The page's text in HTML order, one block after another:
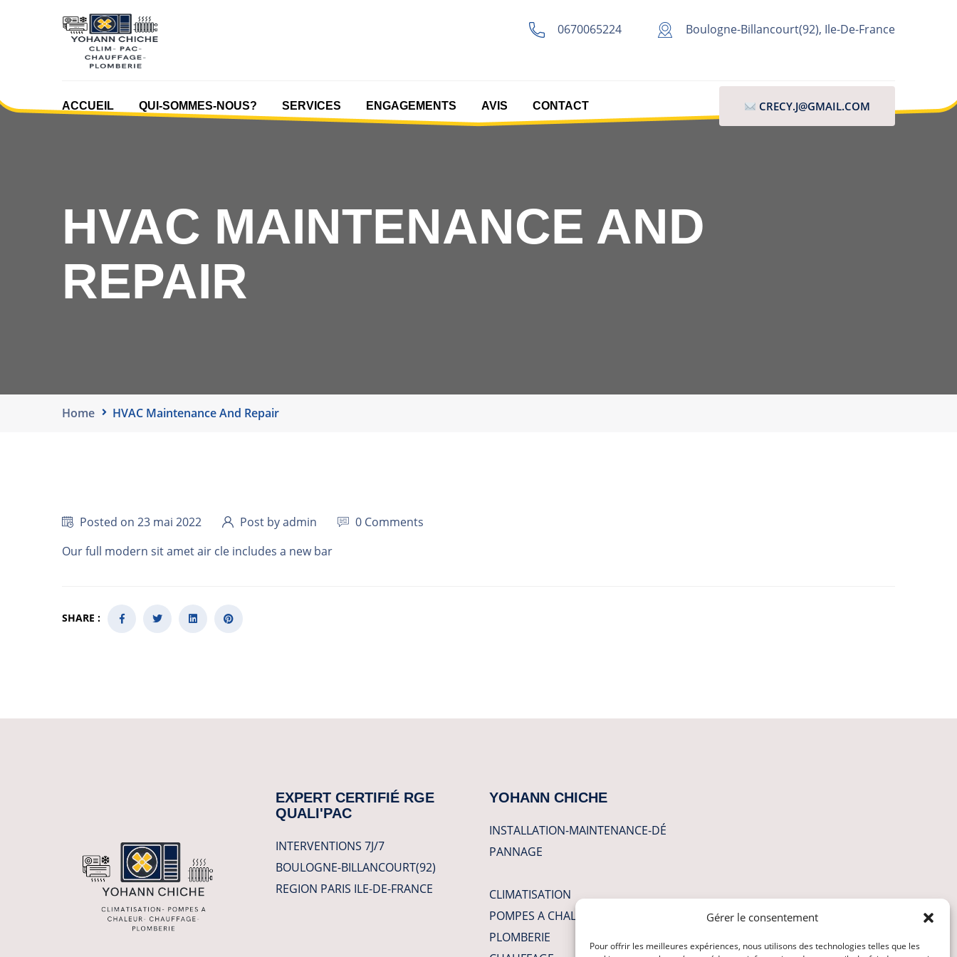
Gérer le consentement
Pour offrir les meilleures expériences, nous utilisons des technologies telles que les
0670065224 Boulogne-Billancourt(92), Ile-De-France
ACCUEIL QUI-SOMMES-NOUS? SERVICES ENGAGEMENTS AVIS CONTACT CRECY.J@GMAIL.COM
HVAC MAINTENANCE AND
REPAIR
Home HVAC Maintenance And Repair
Posted on 23 mai 2022 Post by admin
0 Comments
Our full modern sit amet air cle includes a new bar
SHARE :
EXPERT CERTIFIÉ RGE
QUALI'PAC
INTERVENTIONS 7J/7
BOULOGNE-BILLANCOURT(92)
REGION PARIS ILE-DE-FRANCE
YOHANN CHICHE
INSTALLATION-MAINTENANCE-DÉ
PANNAGE
CLIMATISATION
POMPES A CHALEUR
PLOMBERIE